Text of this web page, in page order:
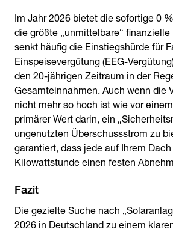
Im Jahr 2026 bietet die sofortige 0
die größte „unmittelbare“
senkt häufig die Einstiegshürde für
Einspeisevergütung (EEG-
den 20-jährigen Zeitraum in der
Gesamteinnahmen. Auch wenn die
nicht mehr so hoch ist wie vor
primärer Wert darin, ein
ungenutzten Überschussstrom zu
garantiert, dass jede auf Ihrem
Kilowattstunde einen festen
Fazit
Die gezielte Suche nach
2026 in Deutschland zu einem